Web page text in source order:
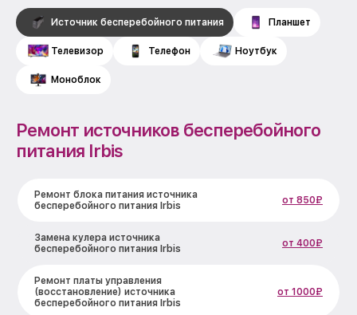
Источник бесперебойного питания Планшет
Телевизор Телефон Ноутбук
Моноблок
Ремонт источников бесперебойного
питания Irbis
Ремонт блока питания источника
бесперебойного питания Irbis
от 850₽
Замена кулера источника
бесперебойного питания Irbis
от 400₽
Ремонт платы управления
(восстановление) источника
бесперебойного питания Irbis
от 1000₽